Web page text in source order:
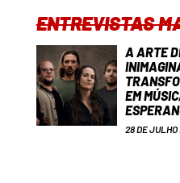
ENTREVISTAS
A ARTE
EM
28 DE JULHO